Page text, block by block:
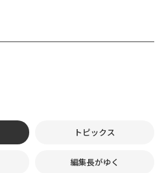
トピックス
編集長がゆく